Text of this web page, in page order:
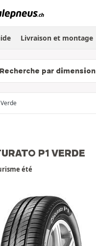
Livraison et montage
Recherche par dimension
P1 VERDE
été